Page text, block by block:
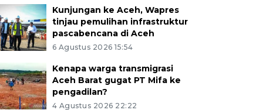
Kunjungan ke Aceh, Wapres
tinjau pemulihan infrastruktur
pascabencana di Aceh
6 Agustus 2026 15:54
Kenapa warga transmigrasi
Aceh Barat gugat PT Mifa ke
pengadilan?
4 Agustus 2026 22:22